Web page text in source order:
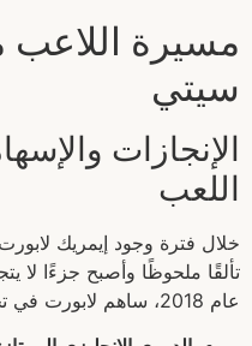
مسيرة اللاعب
سيتي
الإنجازات
اللعب
خلال فترة وجود إيمريك
تألقًا ملحوظًا وأصبح جزءًا لا
عام 2018، ساهم لابورت في تحقيق عدة إنجازات بارزة، منها: